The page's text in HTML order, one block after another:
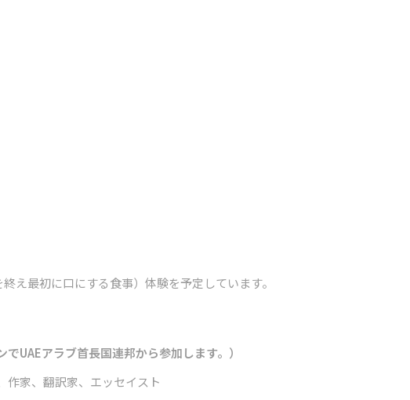
え最初に口にする食事）体験を予定しています。
UAEアラブ首長国連邦から参加します。）
作家、翻訳家、エッセイスト